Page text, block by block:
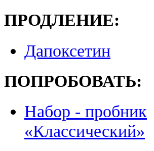
ПРОДЛЕНИЕ:
Дапоксетин
ПОПРОБОВАТЬ:
Набор - пробник
«Классический»